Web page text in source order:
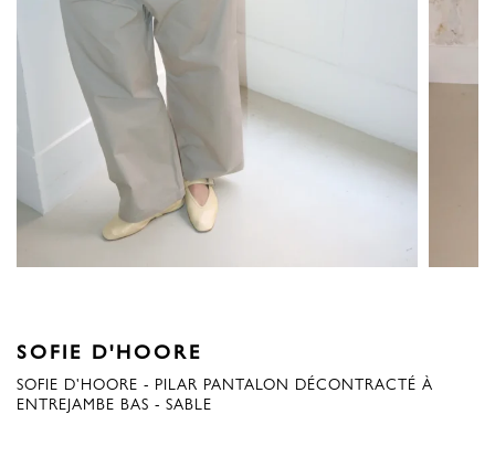
SOFIE D'HOORE
SOFIE D'HOORE - PILAR PANTALON DÉCONTRACTÉ À
ENTREJAMBE BAS - SABLE